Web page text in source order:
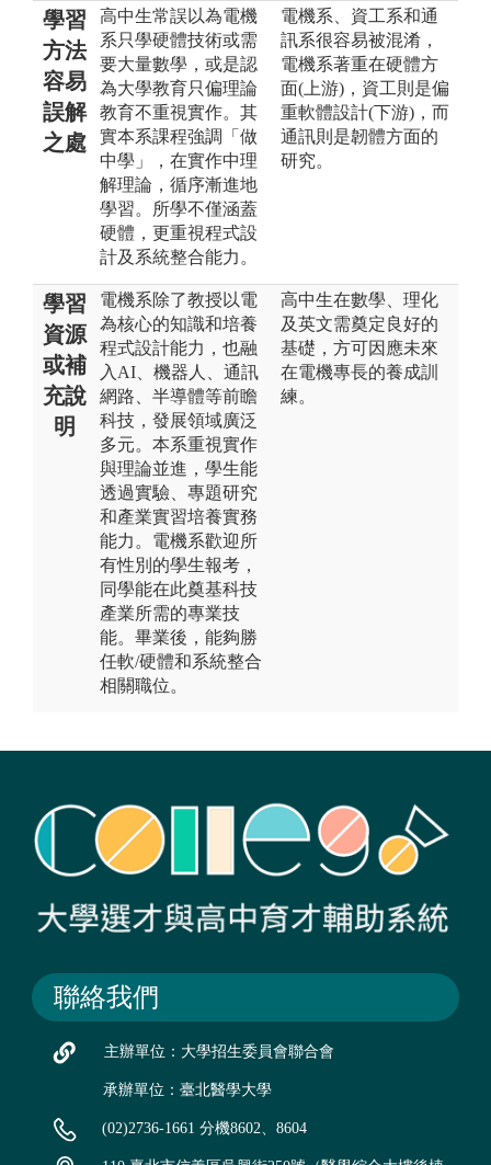
學習
方法
容易
誤解
之處
高中生常誤以為電機
系只學硬體技術或需
要大量數學，或是認
為大學教育只偏理論
教育不重視實作。其
實本系課程強調「做
中學」，在實作中理
解理論，循序漸進地
學習。所學不僅涵蓋
硬體，更重視程式設
計及系統整合能力。
電機系、資工系和通
訊系很容易被混淆，
電機系著重在硬體方
面(上游)，資工則是偏
重軟體設計(下游)，而
通訊則是韌體方面的
研究。
學習
資源
或補
充說
明
電機系除了教授以電
為核心的知識和培養
程式設計能力，也融
入AI、機器人、通訊
網路、半導體等前瞻
科技，發展領域廣泛
多元。本系重視實作
與理論並進，學生能
透過實驗、專題研究
和產業實習培養實務
能力。電機系歡迎所
有性別的學生報考，
同學能在此奠基科技
產業所需的專業技
能。畢業後，能夠勝
任軟/硬體和系統整合
相關職位。
高中生在數學、理化
及英文需奠定良好的
基礎，方可因應未來
在電機專長的養成訓
練。
聯絡我們
主辦單位：大學招生委員會聯合會
承辦單位：臺北醫學大學
(02)2736-1661 分機8602、8604